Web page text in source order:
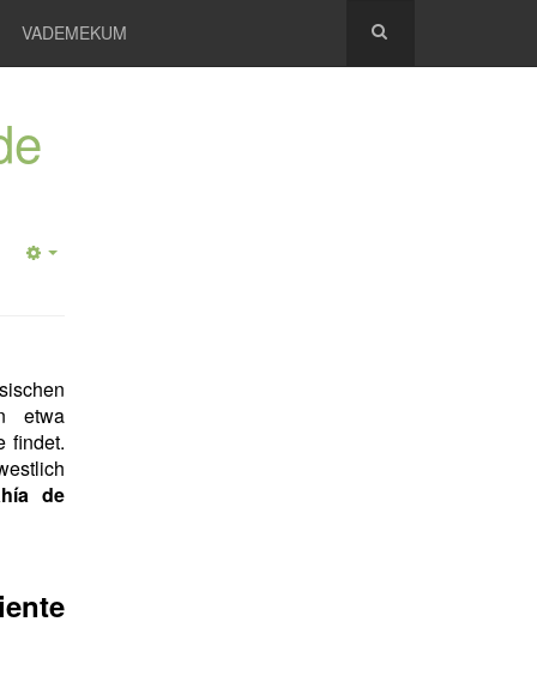
VADEMEKUM
etwa
findet.
de